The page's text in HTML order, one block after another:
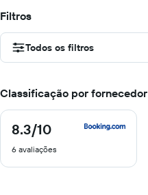
Filtros
Todos os filtros
Classificação por fornecedor
8.3/10
8.3
10
6 avaliações